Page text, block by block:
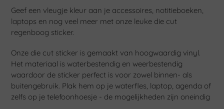
toegevoegen
aan
winkelwagen
Geef een vleugje kleur aan je accessoires, notitieboeken,
laptops en nog veel meer met onze leuke die cut
regenboog sticker.
Onze die cut sticker is gemaakt van hoogwaardig vinyl.
Het materiaal is waterbestendig en weerbestendig
waardoor de sticker perfect is voor zowel binnen- als
buitengebruik. Plak hem op je waterfles, laptop, agenda of
zelfs op je telefoonhoesje - de mogelijkheden zijn oneindig